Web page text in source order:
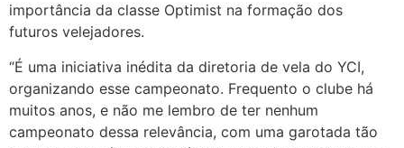
importância da classe Optimist na formação dos
futuros velejadores.
“É uma iniciativa inédita da diretoria de vela do YCI,
organizando esse campeonato. Frequento o clube há
muitos anos, e não me lembro de ter nenhum
campeonato dessa relevância, com uma garotada tão